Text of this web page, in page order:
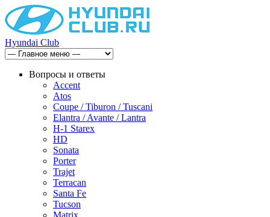
Hyundai Club
Вопросы и ответы
Accent
Atos
Coupe / Tiburon / Tuscani
Elantra / Avante / Lantra
H-1 Starex
HD
Sonata
Porter
Trajet
Terracan
Santa Fe
Tucson
Matrix